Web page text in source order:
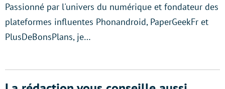
Passionné par l'univers du numérique et fondateur des
plateformes influentes Phonandroid, PaperGeekFr et
PlusDeBonsPlans, je…